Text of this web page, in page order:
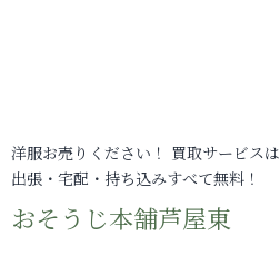
洋服お売りください！ 買取サービスは
出張・宅配・持ち込みすべて無料！
おそうじ本舗芦屋東